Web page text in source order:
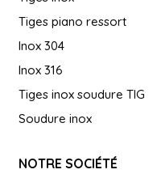
Tiges piano ressort
Inox 304
Inox 316
Tiges inox soudure TIG
Soudure inox
NOTRE SOCIÉTÉ